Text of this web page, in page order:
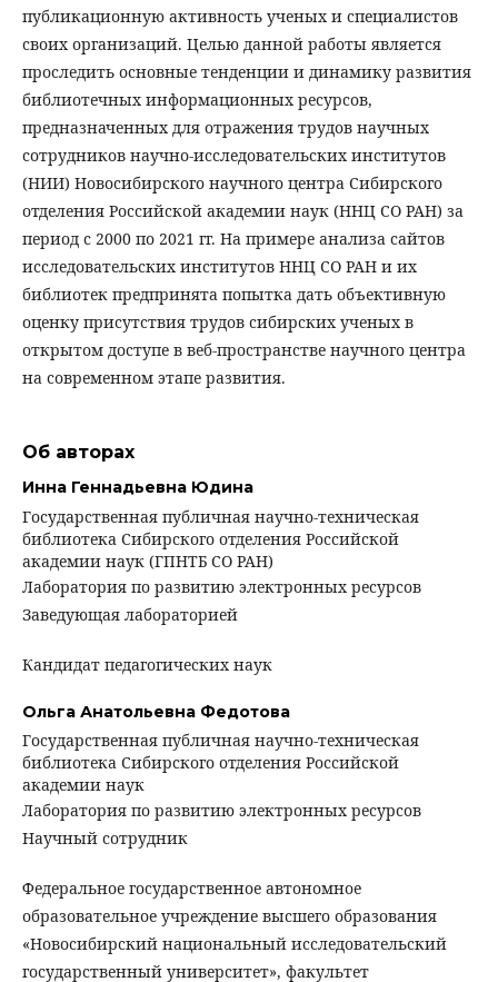
публикационную активность ученых и специалистов
своих организаций. Целью данной работы является
проследить основные тенденции и динамику развития
библиотечных информационных ресурсов,
предназначенных для отражения трудов научных
сотрудников научно-исследовательских институтов
(НИИ) Новосибирского научного центра Сибирского
отделения Российской академии наук (ННЦ СО РАН) за
период с 2000 по 2021 гг. На примере анализа сайтов
исследовательских институтов ННЦ СО РАН и их
библиотек предпринята попытка дать объективную
оценку присутствия трудов сибирских ученых в
открытом доступе в веб-пространстве научного центра
на современном этапе развития.
Об авторах
Инна Геннадьевна Юдина
Государственная публичная научно-техническая
библиотека Сибирского отделения Российской
академии наук (ГПНТБ СО РАН)
Лаборатория по развитию электронных ресурсов
Заведующая лабораторией
Кандидат педагогических наук
Ольга Анатольевна Федотова
Государственная публичная научно-техническая
библиотека Сибирского отделения Российской
академии наук
Лаборатория по развитию электронных ресурсов
Научный сотрудник
Федеральное государственное автономное
образовательное учреждение высшего образования
«Новосибирский национальный исследовательский
государственный университет», факультет